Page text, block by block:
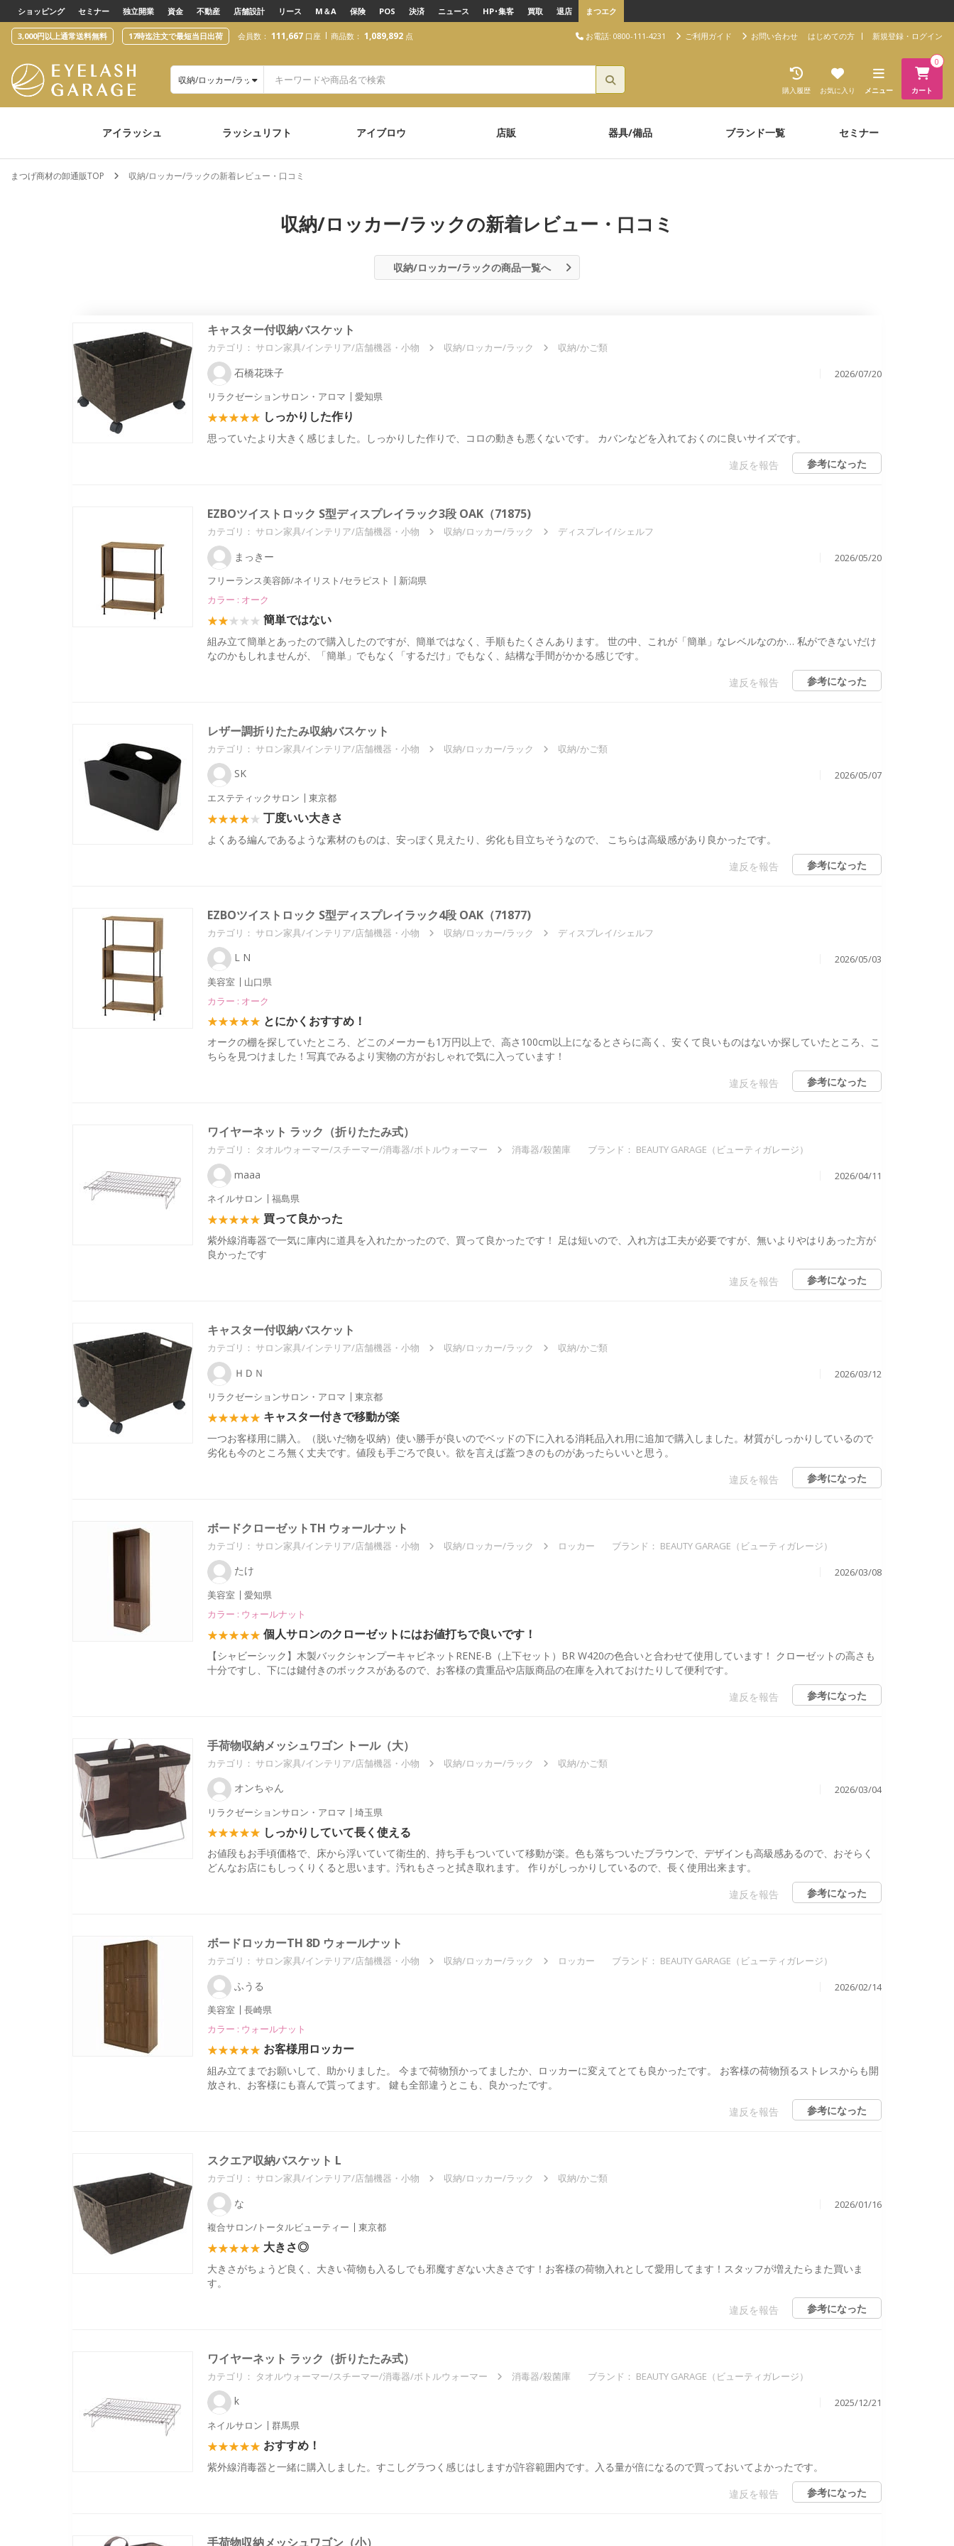
text.skipToContent
text.skipToNavigation
ショッピング セミナー 独立開業 資金 不動産 店舗設計 リース M＆A 保険 POS 決済 ニュース HP･集客 買取 退店 まつエク
3,000円以上通常送料無料 17時迄注文で最短当日出荷 会員数： 111,667 口座 商品数： 1,089,892 点 お電話: 0800-111-4231 ご利用ガイド お問い合わせ はじめての方 新規登録・ログイン
カート
0
メニュー
お気に入り
購入履歴
収納/ロッカー/ラック
アイラッシュ ラッシュリフト アイブロウ 店販 器具/備品 ブランド一覧 セミナー
まつげ商材の卸通販TOP 収納/ロッカー/ラックの新着レビュー・口コミ
収納/ロッカー/ラックの新着レビュー・口コミ
収納/ロッカー/ラックの商品一覧へ
キャスター付収納バスケット
カテゴリ： サロン家具/インテリア/店舗機器・小物 収納/ロッカー/ラック 収納/かご類
石橋花珠子
2026/07/20
リラクゼーションサロン・アロマ
愛知県
しっかりした作り
思っていたより大きく感じました。しっかりした作りで、コロの動きも悪くないです。 カバンなどを入れておくのに良いサイズです。
違反を報告
参考になった
EZBOツイストロック S型ディスプレイラック3段 OAK（71875)
カテゴリ： サロン家具/インテリア/店舗機器・小物 収納/ロッカー/ラック ディスプレイ/シェルフ
まっきー
2026/05/20
フリーランス美容師/ネイリスト/セラピスト
新潟県
カラー : オーク
簡単ではない
組み立て簡単とあったので購入したのですが、簡単ではなく、手順もたくさんあります。 世の中、これが「簡単」なレベルなのか… 私ができないだけ
なのかもしれませんが、「簡単」でもなく「するだけ」でもなく、結構な手間がかかる感じです。
違反を報告
参考になった
レザー調折りたたみ収納バスケット
カテゴリ： サロン家具/インテリア/店舗機器・小物 収納/ロッカー/ラック 収納/かご類
SK
2026/05/07
エステティックサロン
東京都
丁度いい大きさ
よくある編んであるような素材のものは、安っぽく見えたり、劣化も目立ちそうなので、 こちらは高級感があり良かったです。
違反を報告
参考になった
EZBOツイストロック S型ディスプレイラック4段 OAK（71877)
カテゴリ： サロン家具/インテリア/店舗機器・小物 収納/ロッカー/ラック ディスプレイ/シェルフ
L N
2026/05/03
美容室
山口県
カラー : オーク
とにかくおすすめ！
オークの棚を探していたところ、どこのメーカーも1万円以上で、高さ100cm以上になるとさらに高く、安くて良いものはないか探していたところ、こ
ちらを見つけました！写真でみるより実物の方がおしゃれで気に入っています！
違反を報告
参考になった
ワイヤーネット ラック（折りたたみ式）
カテゴリ： タオルウォーマー/スチーマー/消毒器/ボトルウォーマー 消毒器/殺菌庫 ブランド： BEAUTY GARAGE（ビューティガレージ）
maaa
2026/04/11
ネイルサロン
福島県
買って良かった
紫外線消毒器で一気に庫内に道具を入れたかったので、買って良かったです！ 足は短いので、入れ方は工夫が必要ですが、無いよりやはりあった方が
良かったです
違反を報告
参考になった
キャスター付収納バスケット
カテゴリ： サロン家具/インテリア/店舗機器・小物 収納/ロッカー/ラック 収納/かご類
ＨＤＮ
2026/03/12
リラクゼーションサロン・アロマ
東京都
キャスター付きで移動が楽
一つお客様用に購入。（脱いだ物を収納）使い勝手が良いのでベッドの下に入れる消耗品入れ用に追加で購入しました。材質がしっかりしているので
劣化も今のところ無く丈夫です。値段も手ごろで良い。欲を言えば蓋つきのものがあったらいいと思う。
違反を報告
参考になった
ボードクローゼットTH ウォールナット
カテゴリ： サロン家具/インテリア/店舗機器・小物 収納/ロッカー/ラック ロッカー ブランド： BEAUTY GARAGE（ビューティガレージ）
たけ
2026/03/08
美容室
愛知県
カラー : ウォールナット
個人サロンのクローゼットにはお値打ちで良いです！
【シャビーシック】木製バックシャンプーキャビネットRENE-B（上下セット）BR W420の色合いと合わせて使用しています！ クローゼットの高さも
十分ですし、下には鍵付きのボックスがあるので、お客様の貴重品や店販商品の在庫を入れておけたりして便利です。
違反を報告
参考になった
手荷物収納メッシュワゴン トール（大）
カテゴリ： サロン家具/インテリア/店舗機器・小物 収納/ロッカー/ラック 収納/かご類
オンちゃん
2026/03/04
リラクゼーションサロン・アロマ
埼玉県
しっかりしていて長く使える
お値段もお手頃価格で、床から浮いていて衛生的、持ち手もついていて移動が楽。色も落ちついたブラウンで、デザインも高級感あるので、おそらく
どんなお店にもしっくりくると思います。汚れもさっと拭き取れます。 作りがしっかりしているので、長く使用出来ます。
違反を報告
参考になった
ボードロッカーTH 8D ウォールナット
カテゴリ： サロン家具/インテリア/店舗機器・小物 収納/ロッカー/ラック ロッカー ブランド： BEAUTY GARAGE（ビューティガレージ）
ふうる
2026/02/14
美容室
長崎県
カラー : ウォールナット
お客様用ロッカー
組み立てまでお願いして、助かりました。 今まで荷物預かってましたか、ロッカーに変えてとても良かったです。 お客様の荷物預るストレスからも開
放され、お客様にも喜んで貰ってます。 鍵も全部違うとこも、良かったです。
違反を報告
参考になった
スクエア収納バスケット L
カテゴリ： サロン家具/インテリア/店舗機器・小物 収納/ロッカー/ラック 収納/かご類
な
2026/01/16
複合サロン/トータルビューティー
東京都
大きさ◎
大きさがちょうど良く、大きい荷物も入るしでも邪魔すぎない大きさです！お客様の荷物入れとして愛用してます！スタッフが増えたらまた買いま
す。
違反を報告
参考になった
ワイヤーネット ラック（折りたたみ式）
カテゴリ： タオルウォーマー/スチーマー/消毒器/ボトルウォーマー 消毒器/殺菌庫 ブランド： BEAUTY GARAGE（ビューティガレージ）
k
2025/12/21
ネイルサロン
群馬県
おすすめ！
紫外線消毒器と一緒に購入しました。すこしグラつく感じはしますが許容範囲内です。入る量が倍になるので買っておいてよかったです。
違反を報告
参考になった
手荷物収納メッシュワゴン（小）